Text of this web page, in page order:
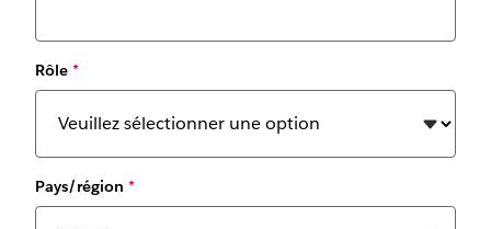
Rôle *
Pays/région *